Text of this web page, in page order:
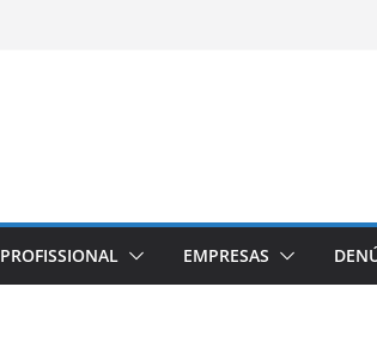
PROFISSIONAL EMPRESAS